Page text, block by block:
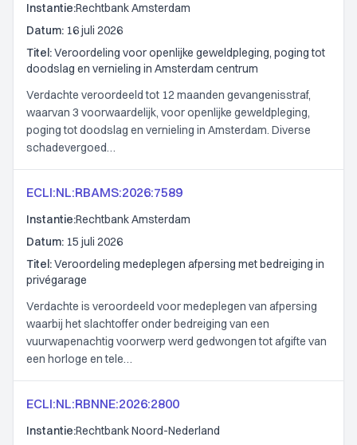
Instantie:Rechtbank Amsterdam
Datum: 16 juli 2026
Titel:Veroordeling voor openlijke geweldpleging, poging tot
doodslag en vernieling in Amsterdam centrum
Verdachte veroordeeld tot 12 maanden gevangenisstraf,
waarvan 3 voorwaardelijk, voor openlijke geweldpleging,
poging tot doodslag en vernieling in Amsterdam. Diverse
schadevergoed…
ECLI:NL:RBAMS:2026:7589
Instantie:Rechtbank Amsterdam
Datum: 15 juli 2026
Titel:Veroordeling medeplegen afpersing met bedreiging in
privégarage
Verdachte is veroordeeld voor medeplegen van afpersing
waarbij het slachtoffer onder bedreiging van een
vuurwapenachtig voorwerp werd gedwongen tot afgifte van
een horloge en tele…
ECLI:NL:RBNNE:2026:2800
Instantie:Rechtbank Noord-Nederland